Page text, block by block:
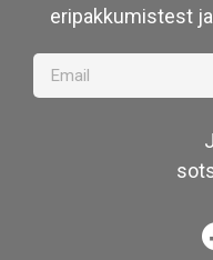
eripakkumistest